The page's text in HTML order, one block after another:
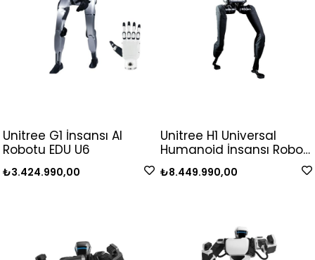
Unitree G1 İnsansı AI
Robotu EDU U6
₺3.424.990,00
Unitree H1 Universal
Humanoid İnsansı Robot
₺8.449.990,00